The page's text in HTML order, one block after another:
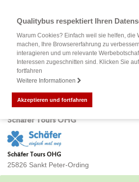
Qualitybus respektiert Ihren
Warum Cookies? Einfach weil sie helfen, die
machen, Ihre Browsererfahrung zu
interagieren und um relevante
Interessen zugeschnitten sind. Klicken Sie
fortfahren
Weitere Informationen
Akzeptieren und fortfahren
Schäfer Tours OHG
Schäfer Tours OHG
25826 Sankt Peter-Ording